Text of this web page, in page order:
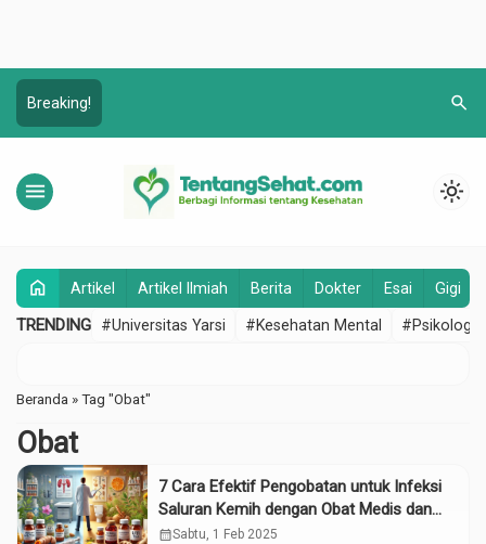
Breaking! search
menu light_mode
home Artikel Artikel Ilmiah Berita Dokter Esai Gigi
TRENDING #Universitas Yarsi #Kesehatan Mental #Psikologi
Beranda »Tag "Obat"
Obat
7 Cara Efektif Pengobatan untuk Infeksi
Saluran Kemih dengan Obat Medis dan
Tradisional
calendar_monthSabtu, 1 Feb 2025